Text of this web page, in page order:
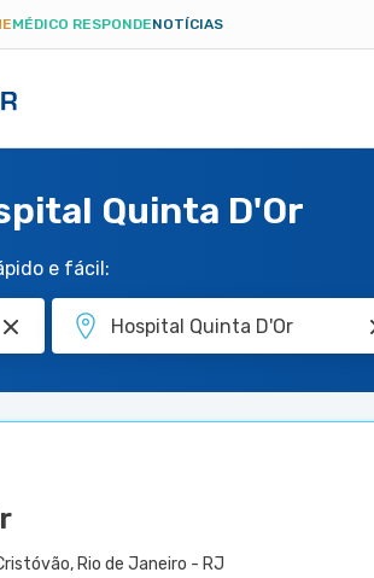
MÉDICO RESPONDENOTÍCIAS
Quinta D'Or
e fácil:
Rio de Janeiro - RJ